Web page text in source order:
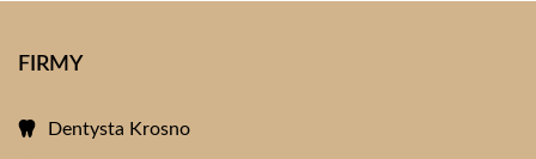
FIRMY
Dentysta Krosno